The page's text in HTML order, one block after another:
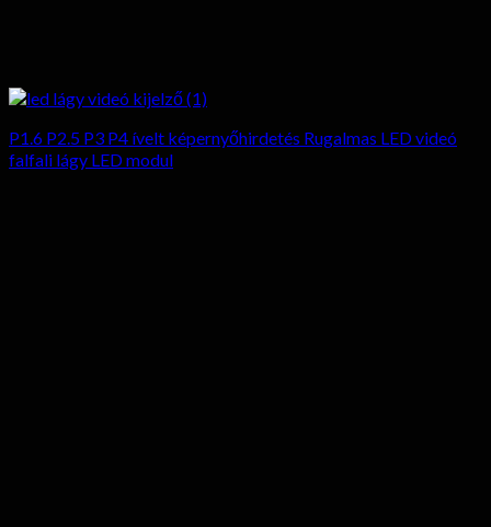
P1.6 P2.5 P3 P4 ívelt képernyőhirdetés Rugalmas LED videó
falfali lágy LED modul